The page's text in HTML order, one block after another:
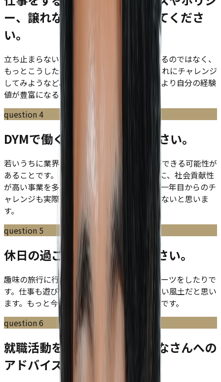
ー、譲れないポイントを教えてくださ
い。
立ち止まらないことです。常に現状に満足するのではなく、
もっとこうしたほうがいいのではないか、これにチャレンジ
してみようなど、アンテナを高く持つことでより自分の経験
値が豊富になることを大切にしています。
question 4
DYMで働く魅力を教えてください。
若いうちに業界を絞らず様々なチャレンジができる可能性が
あることです。 DYMはBtoBということを軸に、社会貢献性
が高い事業を多く生み出していきます。新卒一年目からのチ
ャレンジも実際に行っている会社は本当に少ないと思いま
す。
question 5
休日の過ごし方を教えてください。
趣味の旅行に行ったり、仕事をしたり、スポーツをしたりで
す。仕事も遊びも全力でやることがDYMの良い風土だと思い
ます。もっと今後は勉強にも充てていきたいです。
question 6
就職活動をしている学生のみなさんへの
アドバイスをお願いします。